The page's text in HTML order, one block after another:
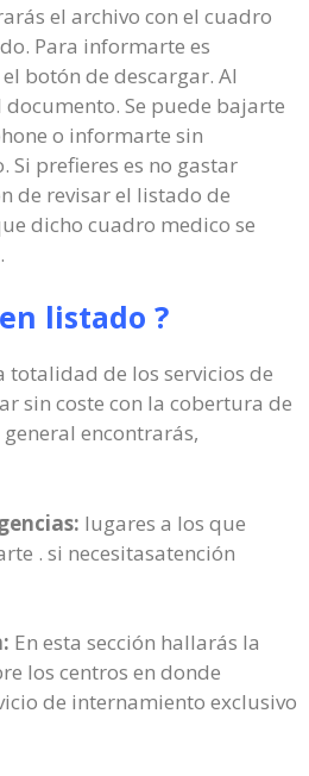
el archivo con el cuadro
Para informarte es
botón de descargar. Al
Se puede bajarte
o informarte sin
Si prefieres es no gastar
de revisar el listado de
dicho cuadro medico se
listado ?
totalidad de los servicios de
sin coste con la cobertura de
encontrarás,
lugares a los que
. si necesitasatención
En esta sección hallarás la
los centros en donde
de internamiento exclusivo